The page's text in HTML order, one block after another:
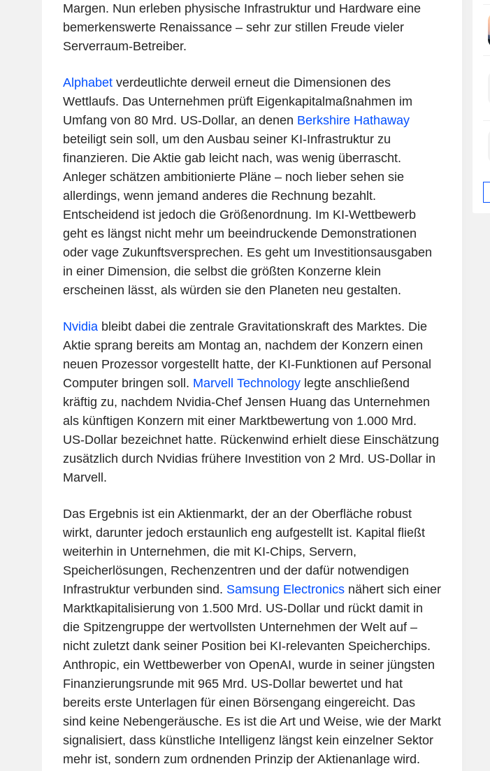
Margen. Nun erleben physische Infrastruktur und Hardware eine
bemerkenswerte Renaissance – sehr zur stillen Freude vieler
Serverraum-Betreiber.
Alphabetverdeutlichte derweil erneut die Dimensionen des
Wettlaufs. Das Unternehmen prüft Eigenkapitalmaßnahmen im
Umfang von 80 Mrd. US-Dollar, an denen Berkshire Hathaway
beteiligt sein soll, um den Ausbau seiner KI-Infrastruktur zu
finanzieren. Die Aktie gab leicht nach, was wenig überrascht.
Anleger schätzen ambitionierte Pläne – noch lieber sehen sie
allerdings, wenn jemand anderes die Rechnung bezahlt.
Entscheidend ist jedoch die Größenordnung. Im KI-Wettbewerb
geht es längst nicht mehr um beeindruckende Demonstrationen
oder vage Zukunftsversprechen. Es geht um Investitionsausgaben
in einer Dimension, die selbst die größten Konzerne klein
erscheinen lässt, als würden sie den Planeten neu gestalten.
Nvidiableibt dabei die zentrale Gravitationskraft des Marktes. Die
Aktie sprang bereits am Montag an, nachdem der Konzern einen
neuen Prozessor vorgestellt hatte, der KI-Funktionen auf Personal
Computer bringen soll. Marvell Technologylegte anschließend
kräftig zu, nachdem Nvidia-Chef Jensen Huang das Unternehmen
als künftigen Konzern mit einer Marktbewertung von 1.000 Mrd.
US-Dollar bezeichnet hatte. Rückenwind erhielt diese Einschätzung
zusätzlich durch Nvidias frühere Investition von 2 Mrd. US-Dollar in
Marvell.
Das Ergebnis ist ein Aktienmarkt, der an der Oberfläche robust
wirkt, darunter jedoch erstaunlich eng aufgestellt ist. Kapital fließt
weiterhin in Unternehmen, die mit KI-Chips, Servern,
Speicherlösungen, Rechenzentren und der dafür notwendigen
Infrastruktur verbunden sind. Samsung Electronicsnähert sich einer
Marktkapitalisierung von 1.500 Mrd. US-Dollar und rückt damit in
die Spitzengruppe der wertvollsten Unternehmen der Welt auf –
nicht zuletzt dank seiner Position bei KI-relevanten Speicherchips.
Anthropic, ein Wettbewerber von OpenAI, wurde in seiner jüngsten
Finanzierungsrunde mit 965 Mrd. US-Dollar bewertet und hat
bereits erste Unterlagen für einen Börsengang eingereicht. Das
sind keine Nebengeräusche. Es ist die Art und Weise, wie der Markt
signalisiert, dass künstliche Intelligenz längst kein einzelner Sektor
mehr ist, sondern zum ordnenden Prinzip der Aktienanlage wird.